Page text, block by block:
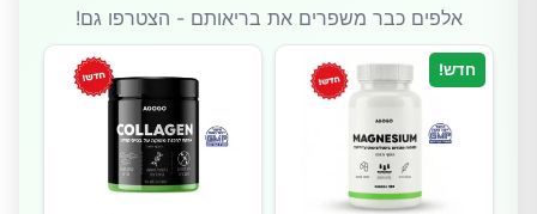
אלפים כבר משפרים את בריאותם - הצטרפו גם!
חדש!